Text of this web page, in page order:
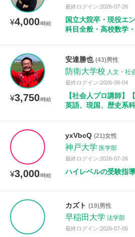
¥4,000/時給
最終ログイン:2026-07-26
国立大院卒・現役エ
科目全般・高校数学
¥3,750/時給
安達勝也 (43)男性
防衛大学校 人文・社
最終ログイン:2026-08-04
【社会人プロ講師】
英語、現国、歴史系
¥3,000/時給
yxVbcQ (21)女性
神戸大学 医学部
最終ログイン:2026-07-26
ハイレベルの受験指導
カズト (19)男性
早稲田大学 法学部
最終ログイン:2026-07-06